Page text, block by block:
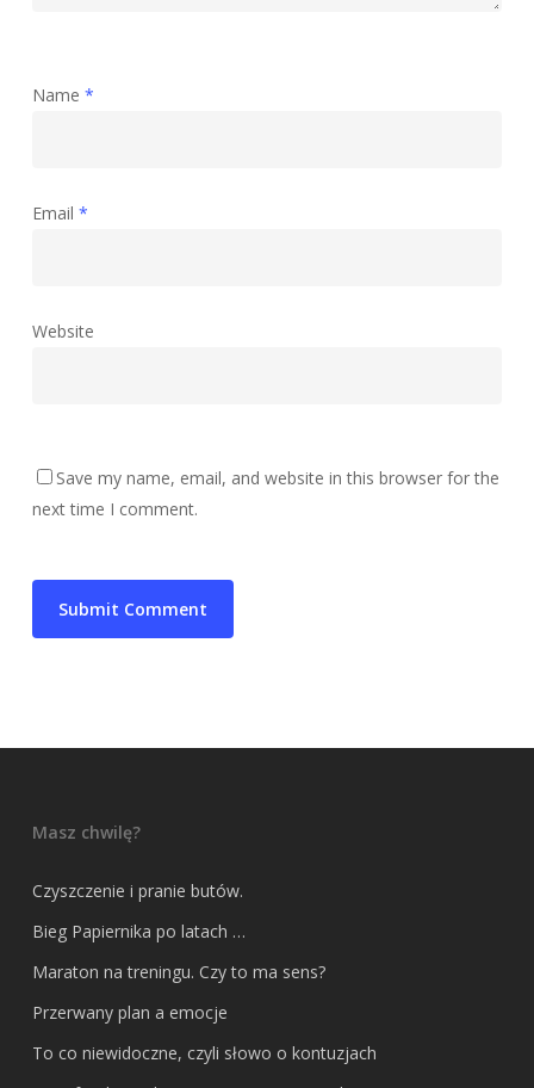
Name *
Email *
Website
Save my name, email, and website in this browser for the
next time I comment.
Masz chwilę?
Czyszczenie i pranie butów.
Bieg Papiernika po latach …
Maraton na treningu. Czy to ma sens?
Przerwany plan a emocje
To co niewidoczne, czyli słowo o kontuzjach